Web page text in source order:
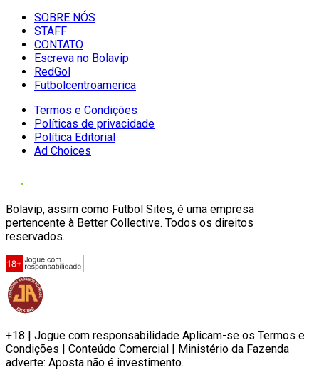
SOBRE NÓS
STAFF
CONTATO
Escreva no Bolavip
RedGol
Futbolcentroamerica
Termos e Condições
Políticas de privacidade
Política Editorial
Ad Choices
Bolavip, assim como Futbol Sites, é uma empresa
pertencente à Better Collective. Todos os direitos
reservados.
+18 | Jogue com responsabilidade Aplicam-se os Termos e
Condições | Conteúdo Comercial | Ministério da Fazenda
adverte: Aposta não é investimento.